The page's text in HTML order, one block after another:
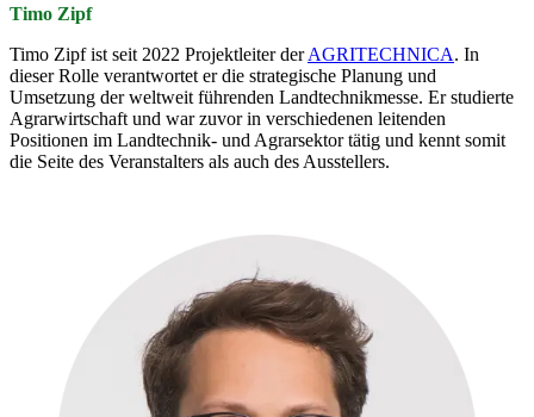
Timo Zipf
Timo Zipf ist seit 2022 Projektleiter derAGRITECHNICA. In
dieser Rolle verantwortet er die strategische Planung und
Umsetzung der weltweit führenden Landtechnikmesse. Er studierte
Agrarwirtschaft und war zuvor in verschiedenen leitenden
Positionen im Landtechnik- und Agrarsektor tätig und kennt somit
die Seite des Veranstalters als auch des Ausstellers.